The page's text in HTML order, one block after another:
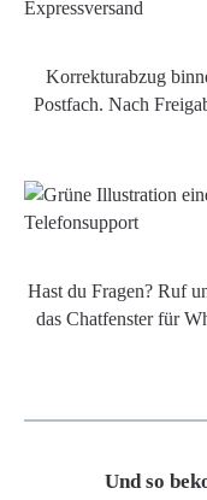
Korrekturabzug
Postfach. Nach
Hast du Fragen? Ruf
das Chatfenster für
Und so